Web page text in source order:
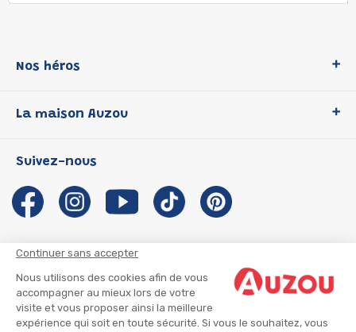
Continuer sans accepter
Nous utilisons des cookies afin de vous
accompagner au mieux lors de votre
visite et vous proposer ainsi la meilleure
expérience qui soit en toute sécurité. Si vous le souhaitez, vous
Nos héros
P'tit Loup
Les Influenceuses
Migali
Petite Taupe
La maison Auzou
Notre histoire
Auzou s'engage
Auteurs et illustrateurs Auzou
Suivre mon colis
Infos consommateur
Suivez-nous
CGU
CGV